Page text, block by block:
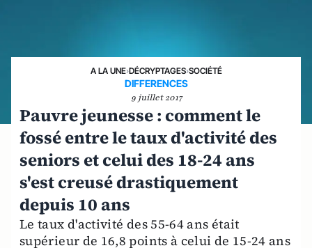
A LA UNE›DÉCRYPTAGES›SOCIÉTÉ
DIFFERENCES
9 juillet 2017
Pauvre jeunesse : comment le
fossé entre le taux d'activité des
seniors et celui des 18-24 ans
s'est creusé drastiquement
depuis 10 ans
Le taux d'activité des 55-64 ans était
supérieur de 16,8 points à celui de 15-24 ans